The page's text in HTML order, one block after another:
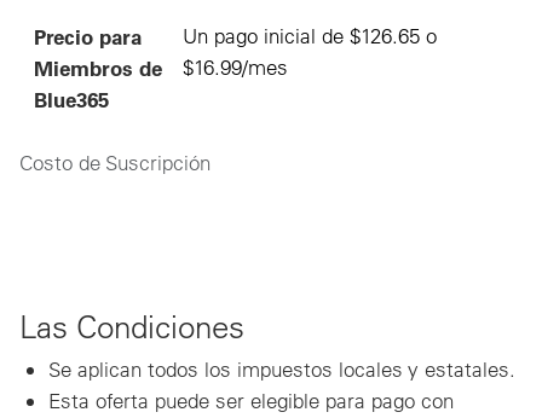
Costo de Suscripción
Precio para
Miembros de
Blue365
Un pago inicial de $126.65 o
$16.99/mes
Las Condiciones
Se aplican todos los impuestos locales y estatales.
Esta oferta puede ser elegible para pago con